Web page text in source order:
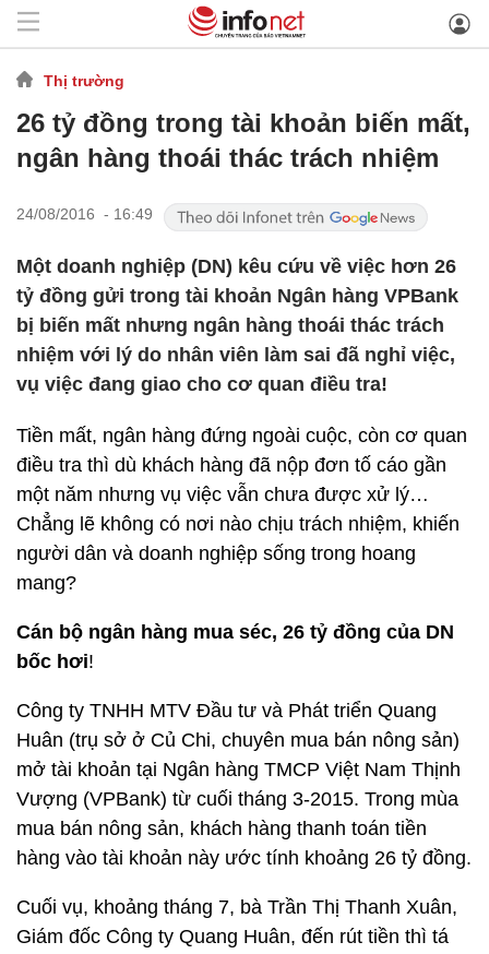
Thị trường
26 tỷ đồng trong tài khoản biến mất,
ngân hàng thoái thác trách nhiệm
24/08/2016 - 16:49
Một doanh nghiệp (DN) kêu cứu về việc hơn 26
tỷ đồng gửi trong tài khoản Ngân hàng VPBank
bị biến mất nhưng ngân hàng thoái thác trách
nhiệm với lý do nhân viên làm sai đã nghỉ việc,
vụ việc đang giao cho cơ quan điều tra!
Tiền mất, ngân hàng đứng ngoài cuộc, còn cơ quan
điều tra thì dù khách hàng đã nộp đơn tố cáo gần
một năm nhưng vụ việc vẫn chưa được xử lý…
Chẳng lẽ không có nơi nào chịu trách nhiệm, khiến
người dân và doanh nghiệp sống trong hoang
mang?
Cán bộ ngân hàng mua séc, 26 tỷ đồng của DN
bốc hơi!
Công ty TNHH MTV Đầu tư và Phát triển Quang
Huân (trụ sở ở Củ Chi, chuyên mua bán nông sản)
mở tài khoản tại Ngân hàng TMCP Việt Nam Thịnh
Vượng (VPBank) từ cuối tháng 3-2015. Trong mùa
mua bán nông sản, khách hàng thanh toán tiền
hàng vào tài khoản này ước tính khoảng 26 tỷ đồng.
Cuối vụ, khoảng tháng 7, bà Trần Thị Thanh Xuân,
Giám đốc Công ty Quang Huân, đến rút tiền thì tá